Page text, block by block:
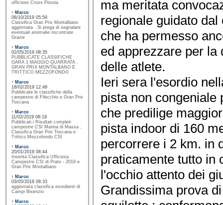
ufficiose Cross Pistoia
Marco
08/10/2019 05:59
Classifica Gran Prix Montalbano
aggiornata . Si prega di segnalare
eventuali anomalie riscontrate .
Grazie
Marco
02/05/2019 08:35
PUBBLICATE CLASSIFICHE
GARA 1 MAGGIO QUARRATA ,
GRAN PRIX MONTALBANO E
TRITTICO MEZZOFONDO
Marco
18/02/2019 12:49
Pubblicate le classifiche della
campestre di Filecchio e Gran Prix
Toscana
Marco
11/02/2019 08:19
Pubblicati i Risultati completi
campestre CSI Marina di Massa ,
Classifica Gran Prix Toscana e
Trittico Mezzofondo CSI
Marco
20/01/2019 08:44
Inserita Classifica Ufficiosa
Campestre CSI di Prato - 2019 e
Gran Prix Montalbano
Marco
03/05/2018 08:33
aggiornata classifica esordienti di
Campi Bisenzio
Marco
ma meritata
regionale guidato
che ha permesso
ed apprezzare per la
delle atlete.
Ieri sera l'esordio
pista non congeniale
che predilige
pista indoor di 160
percorrere i 2 km. in
praticamente tutto in
l'occhio attento dei
Grandissima prova